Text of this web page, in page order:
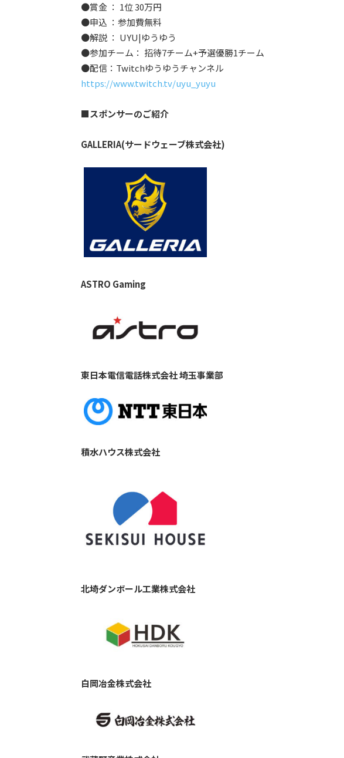
●賞金 ： 1位 30万円
●申込 ：参加費無料
●解説 ： UYU|ゆうゆう
●参加チーム： 招待7チーム+予選優勝1チーム
●配信：Twitchゆうゆうチャンネル
https://www.twitch.tv/uyu_yuyu
■スポンサーのご紹介
GALLERIA(サードウェーブ株式会社)
ASTRO Gaming
東日本電信電話株式会社 埼玉事業部
積水ハウス株式会社
北埼ダンボール工業株式会社
白岡冶金株式会社